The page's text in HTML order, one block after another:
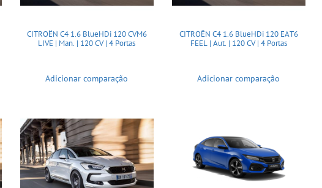
CITROËN C4 1.6 BlueHDi 120 CVM6
LIVE | Man. | 120 CV | 4 Portas
Adicionar comparação
CITROËN C4 1.6 BlueHDi 120 EAT6
FEEL | Aut. | 120 CV | 4 Portas
Adicionar comparação